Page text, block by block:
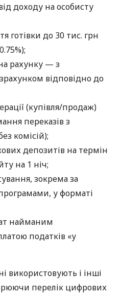
доходу на особисту
готівки до 30 тис. грн
рахунку — з
відповідно до
(купівля/продаж)
переказів з
комісій);
депозитів на термін
на 1 ніч;
зокрема за
у форматі
найманим
податків «у
використовують і інші
перелік цифрових